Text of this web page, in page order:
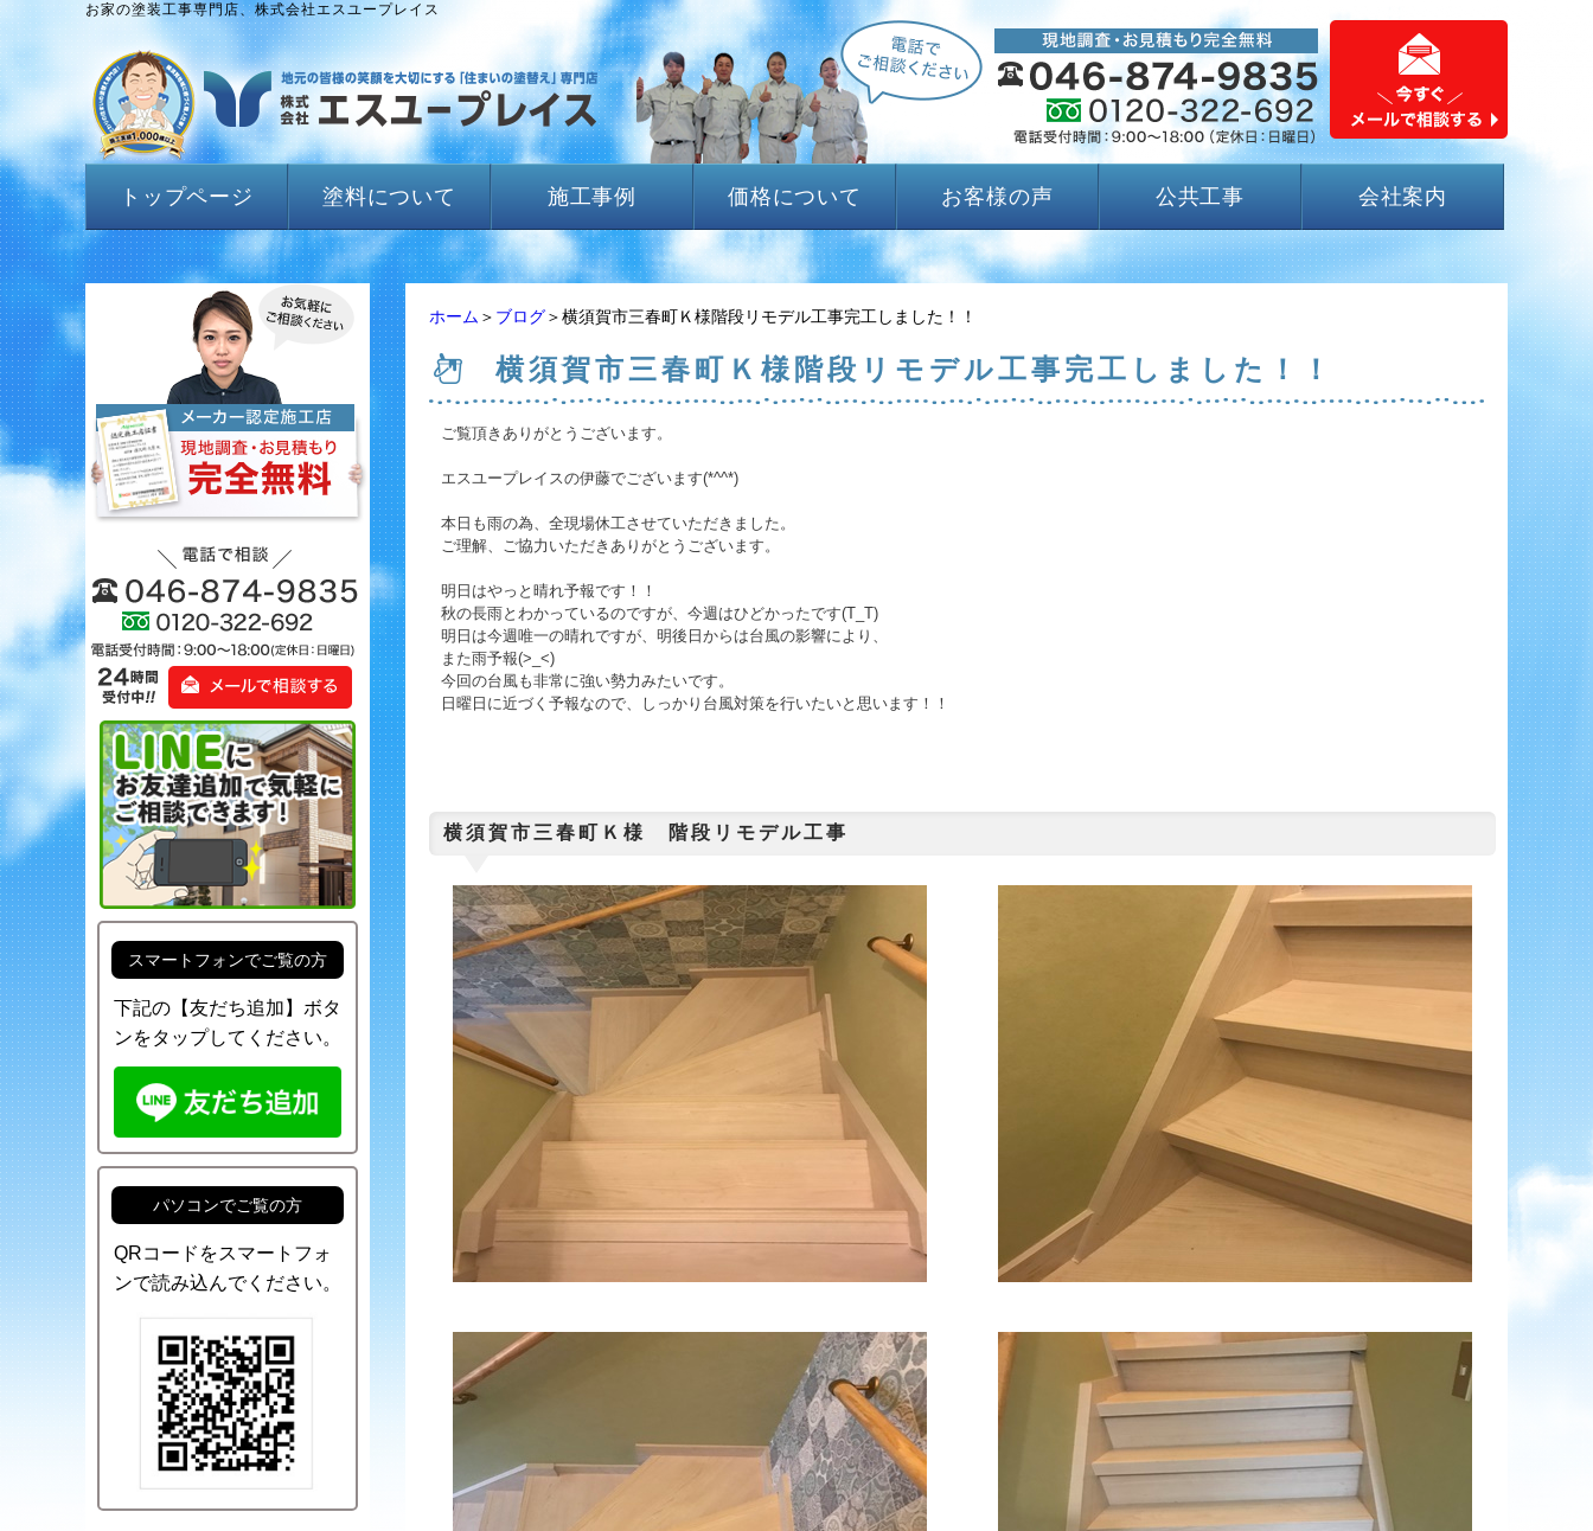
お家の塗装工事専門店、株式会社エスユープレイス
トップページ 塗料について 施工事例 価格について お客様の声 公共工事 会社案内
ホーム ＞ ブログ＞横須賀市三春町Ｋ様階段リモデル工事完工しました！！
横須賀市三春町Ｋ様階段リモデル工事完工しました！！
ご覧頂きありがとうございます。
エスユープレイスの伊藤でございます(*^^*)
本日も雨の為、全現場休工させていただきました。
ご理解、ご協力いただきありがとうございます。
明日はやっと晴れ予報です！！
秋の長雨とわかっているのですが、今週はひどかったです(T_T)
明日は今週唯一の晴れですが、明後日からは台風の影響により、
また雨予報(>_<)
今回の台風も非常に強い勢力みたいです。
日曜日に近づく予報なので、しっかり台風対策を行いたいと思います！！
横須賀市三春町Ｋ様 階段リモデル工事
スマートフォンでご覧の方
下記の【友だち追加】ボタ
ンをタップしてください。
パソコンでご覧の方
QRコードをスマートフォ
ンで読み込んでください。